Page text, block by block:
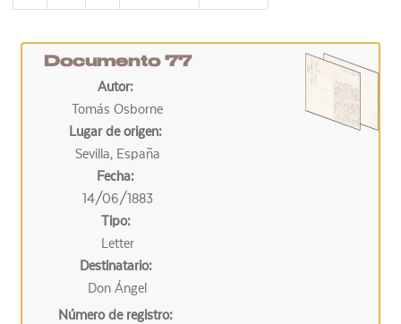
Documento 77
Autor:
Tomás Osborne
Lugar de origen:
Sevilla, España
Fecha:
14/06/1883
Tipo:
Letter
Destinatario:
Don Ángel
Número de registro: